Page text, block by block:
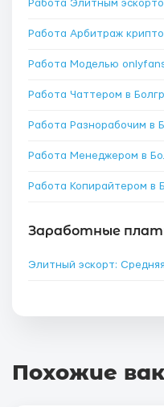
Работа Элитным
Работа Арбитраж
Работа Моделью
Работа Чаттером в
Работа Разнорабочим в
Работа Менеджером в
Работа Копирайтером в
Заработные
Элитный эскорт:
Похожие